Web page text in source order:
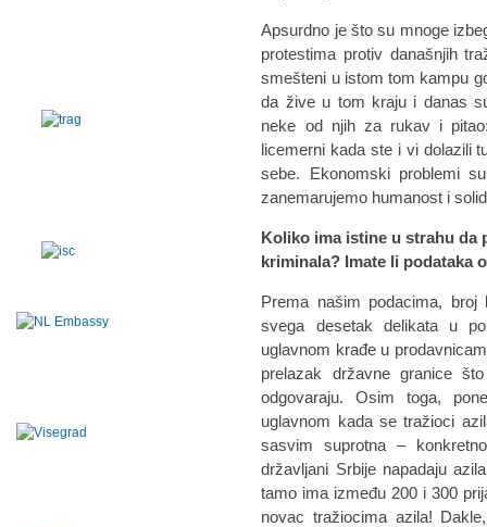
Apsurdno je što su mnoge
protestima protiv današnjih
smešteni u istom tom kampu
da žive u tom kraju i danas
neke od njih za rukav i
licemerni kada ste i vi dolazili
sebe. Ekonomski problemi
zanemarujemo humanost i
Koliko ima istine u strahu da
kriminala? Imate li podataka
Prema našim podacima,
svega desetak delikata u
uglavnom krađe u
prelazak državne granice
odgovaraju. Osim toga,
uglavnom kada se tražioci
sasvim suprotna –
državljani Srbije napadaju
tamo ima između 200 i 300
novac tražiocima azila!